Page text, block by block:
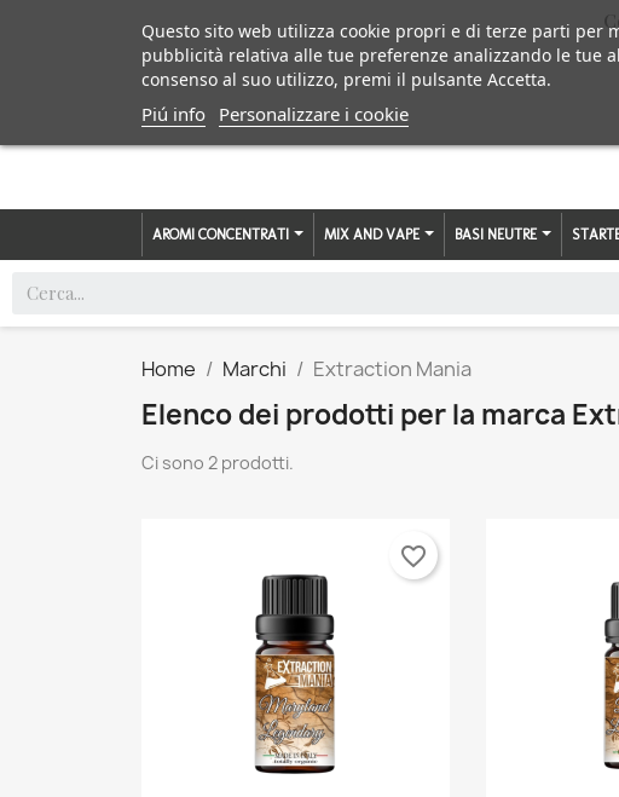
AROMI CONCENTRATI MIX AND VAPE BASI NEUTRE
Home Marchi Extraction Mania
Elenco dei prodotti per la marca
Ci sono 2 prodotti.
favorite_border
Questo sito web utilizza cookie propri e di terze parti per
pubblicità relativa alle tue preferenze analizzando le tue
consenso al suo utilizzo, premi il pulsante Accetta.
Piú info Personalizzare i cookie